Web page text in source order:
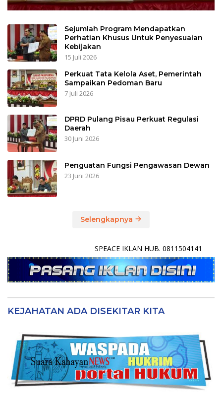
Sejumlah Program Mendapatkan
Perhatian Khusus Untuk Penyesuaian
Kebijakan
15 Juli 2026
Perkuat Tata Kelola Aset, Pemerintah
Sampaikan Pedoman Baru
7 Juli 2026
DPRD Pulang Pisau Perkuat Regulasi
Daerah
30 Juni 2026
Penguatan Fungsi Pengawasan Dewan
23 Juni 2026
Selengkapnya
SPEACE IKLAN HUB. 0811504141
KEJAHATAN ADA DISEKITAR KITA